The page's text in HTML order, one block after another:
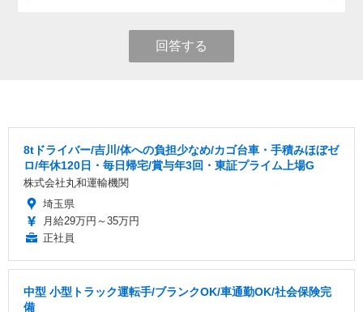
回答する
8tドライバー/吉川/体への負担少なめ/カゴ台車・手積みほぼゼ
ロ/年休120日・毎日帰宅/賞与年3回・東証プライム上場G
株式会社丸和運輸機関
埼玉県
月給29万円～35万円
正社員
中型 小型トラック運転手/ブランクOK/車通勤OK/社会保険完
備